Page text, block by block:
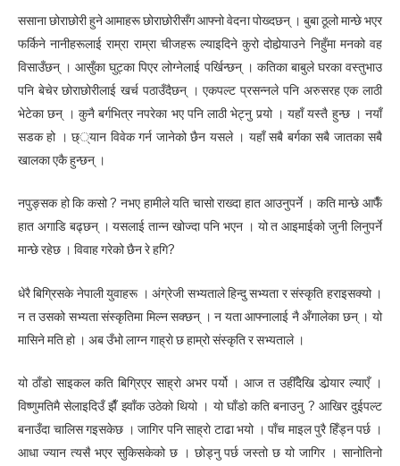
ससाना छोराछोरी हुने आमाहरू छोराछोरीसँग आफ्नो वेदना पोख्दछन् । बुबा ठूलो मान्छे भएर
फर्किने नानीहरूलाई राम्रा राम्रा चीजहरू ल्याइदिने कुरो दोहोर्‍याउने निहुँमा मनको वह
विसाउँछन् । आसुँका घुट्का पिएर लोग्नेलाई पर्खिन्छन् । कतिका बाबुले घरका वस्तुभाउ
पनि बेचेर छोराछोरीलाई खर्च पठाउँदैछन् । एकपल्ट प्रसन्नले पनि अरुसरह एक लाठी
भेटेका छन् । कुनै बर्गभित्र नपरेका भए पनि लाठी भेट्नु पर्‍यो । यहाँ यस्तै हुन्छ । नयाँ
सडक हो । छ््यान विवेक गर्न जानेको छैन यसले । यहाँ सबै बर्गका सबै जातका सबै
खालका एकै हुन्छन् ।
नपुङ्सक हो कि कसो ? नभए हामीले यति चासो राख्दा हात आउनुपर्ने । कति मान्छे आफैँ
हात अगाडि बढ्छन् । यसलाई तान्न खोज्दा पनि भएन । यो त आइमाईको जुनी लिनुपर्ने
मान्छे रहेछ । विवाह गरेको छैन रे हगि?
धेरै बिग्रिसके नेपाली युवाहरू । अंग्रेजी सभ्यताले हिन्दु सभ्यता र संस्कृति हराइसक्यो ।
न त उसको सभ्यता संस्कृतिमा मिल्न सक्छन् । न यता आफ्नालाई नै अँगालेका छन् । यो
मासिने मति हो । अब उँभो लाग्न गाह्राे छ हाम्रो संस्कृति र सभ्यताले ।
यो ठाँडो साइकल कति बिग्रिएर साह्राे अभर पर्यो । आज त उहीँदेखि डोर्‍यार ल्याएँ ।
विष्णुमतिमै सेलाइदिउँ झैँ झ्वाँक उठेको थियो । यो घाँडो कति बनाउनु ? आखिर दुईपल्ट
बनाउँदा चालिस गइसकेछ । जागिर पनि साह्राे टाढा भयो । पाँच माइल पुरै हिँड्न पर्छ ।
आधा ज्यान त्यसै भएर सुकिसकेको छ । छोड्नु पर्छ जस्तो छ यो जागिर । सानोतिनो